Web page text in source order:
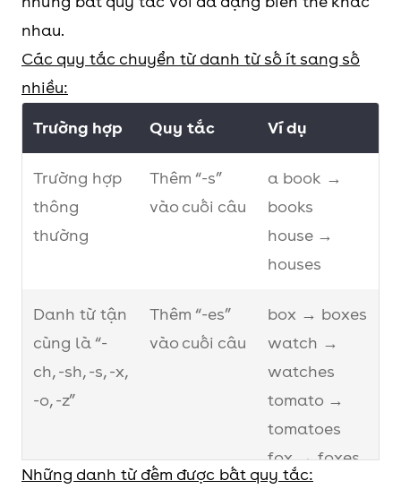
nhau.
Các quy tắc chuyển từ danh từ số ít sang số
nhiều:
Trường hợp Quy tắc Ví dụ
Trường hợp
thông
thường
Thêm “-s”
vào cuối câu
a book →
books
house →
houses
Danh từ tận
cùng là “-
ch, -sh, -s, -x,
-o, -z”
Thêm “-es”
vào cuối câu
box → boxes
watch →
watches
tomato →
tomatoes
fox → foxes
Những danh từ đếm được bất quy tắc: